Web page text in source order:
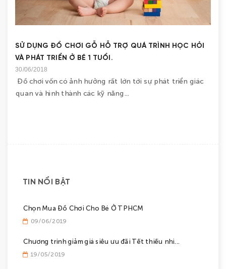
SỬ DỤNG ĐỒ CHƠI GỖ HỖ TRỢ QUÁ TRÌNH HỌC HỎI
VÀ PHÁT TRIỂN Ở BÉ 1 TUỔI.
30/06/2018
Đồ chơi vốn có ảnh hưởng rất lớn tới sự phát triển giác
quan và hình thành các kỹ năng...
TIN NỔI BẬT
Chọn Mua Đồ Chơi Cho Bé Ở TPHCM
09/06/2019
Chương trinh giảm giá siêu ưu đãi Tết thiếu nhi...
19/05/2019